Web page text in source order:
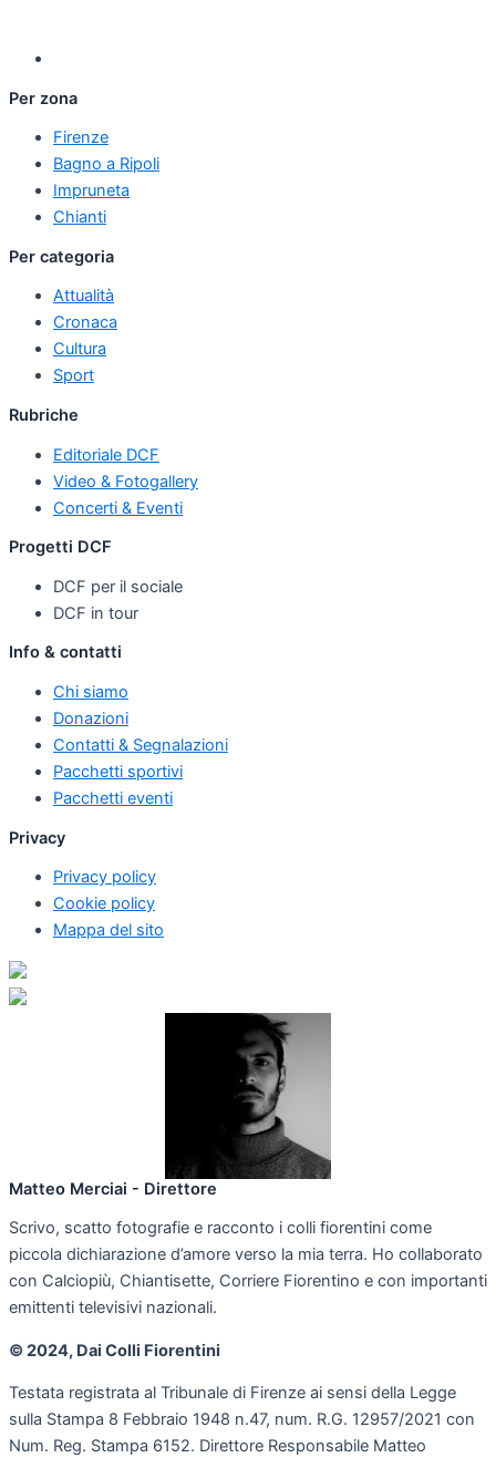
Per zona
Firenze
Bagno a Ripoli
Impruneta
Chianti
Per categoria
Attualità
Cronaca
Cultura
Sport
Rubriche
Editoriale DCF
Video & Fotogallery
Concerti & Eventi
Progetti DCF
DCF per il sociale
DCF in tour
Info & contatti
Chi siamo
Donazioni
Contatti & Segnalazioni
Pacchetti sportivi
Pacchetti eventi
Privacy
Privacy policy
Cookie policy
Mappa del sito
Matteo Merciai - Direttore
Scrivo, scatto fotografie e racconto i colli fiorentini come
piccola dichiarazione d’amore verso la mia terra. Ho collaborato
con Calciopiù, Chiantisette, Corriere Fiorentino e con importanti
emittenti televisivi nazionali.
© 2024, Dai Colli Fiorentini
Testata registrata al Tribunale di Firenze ai sensi della Legge
sulla Stampa 8 Febbraio 1948 n.47, num. R.G. 12957/2021 con
Num. Reg. Stampa 6152. Direttore Responsabile Matteo